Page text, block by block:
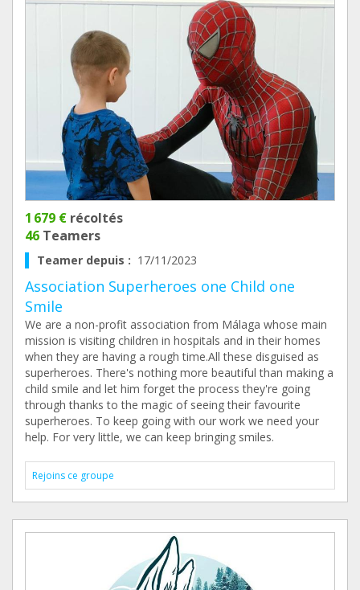
1 679 € récoltés
46 Teamers
Teamer depuis : 17/11/2023
Association Superheroes one Child one
Smile
We are a non-profit association from Málaga whose main
mission is visiting children in hospitals and in their homes
when they are having a rough time.All these disguised as
superheroes. There's nothing more beautiful than making a
child smile and let him forget the process they're going
through thanks to the magic of seeing their favourite
superheroes. To keep going with our work we need your
help. For very little, we can keep bringing smiles.
Rejoins ce groupe